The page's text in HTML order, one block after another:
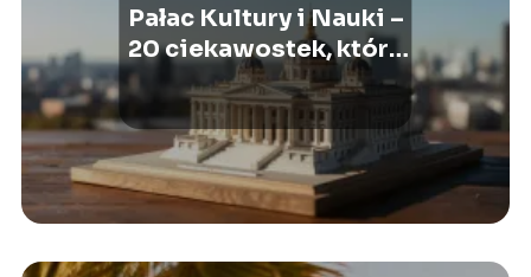
Pałac Kultury i Nauki –
20 ciekawostek, które
musisz znać!